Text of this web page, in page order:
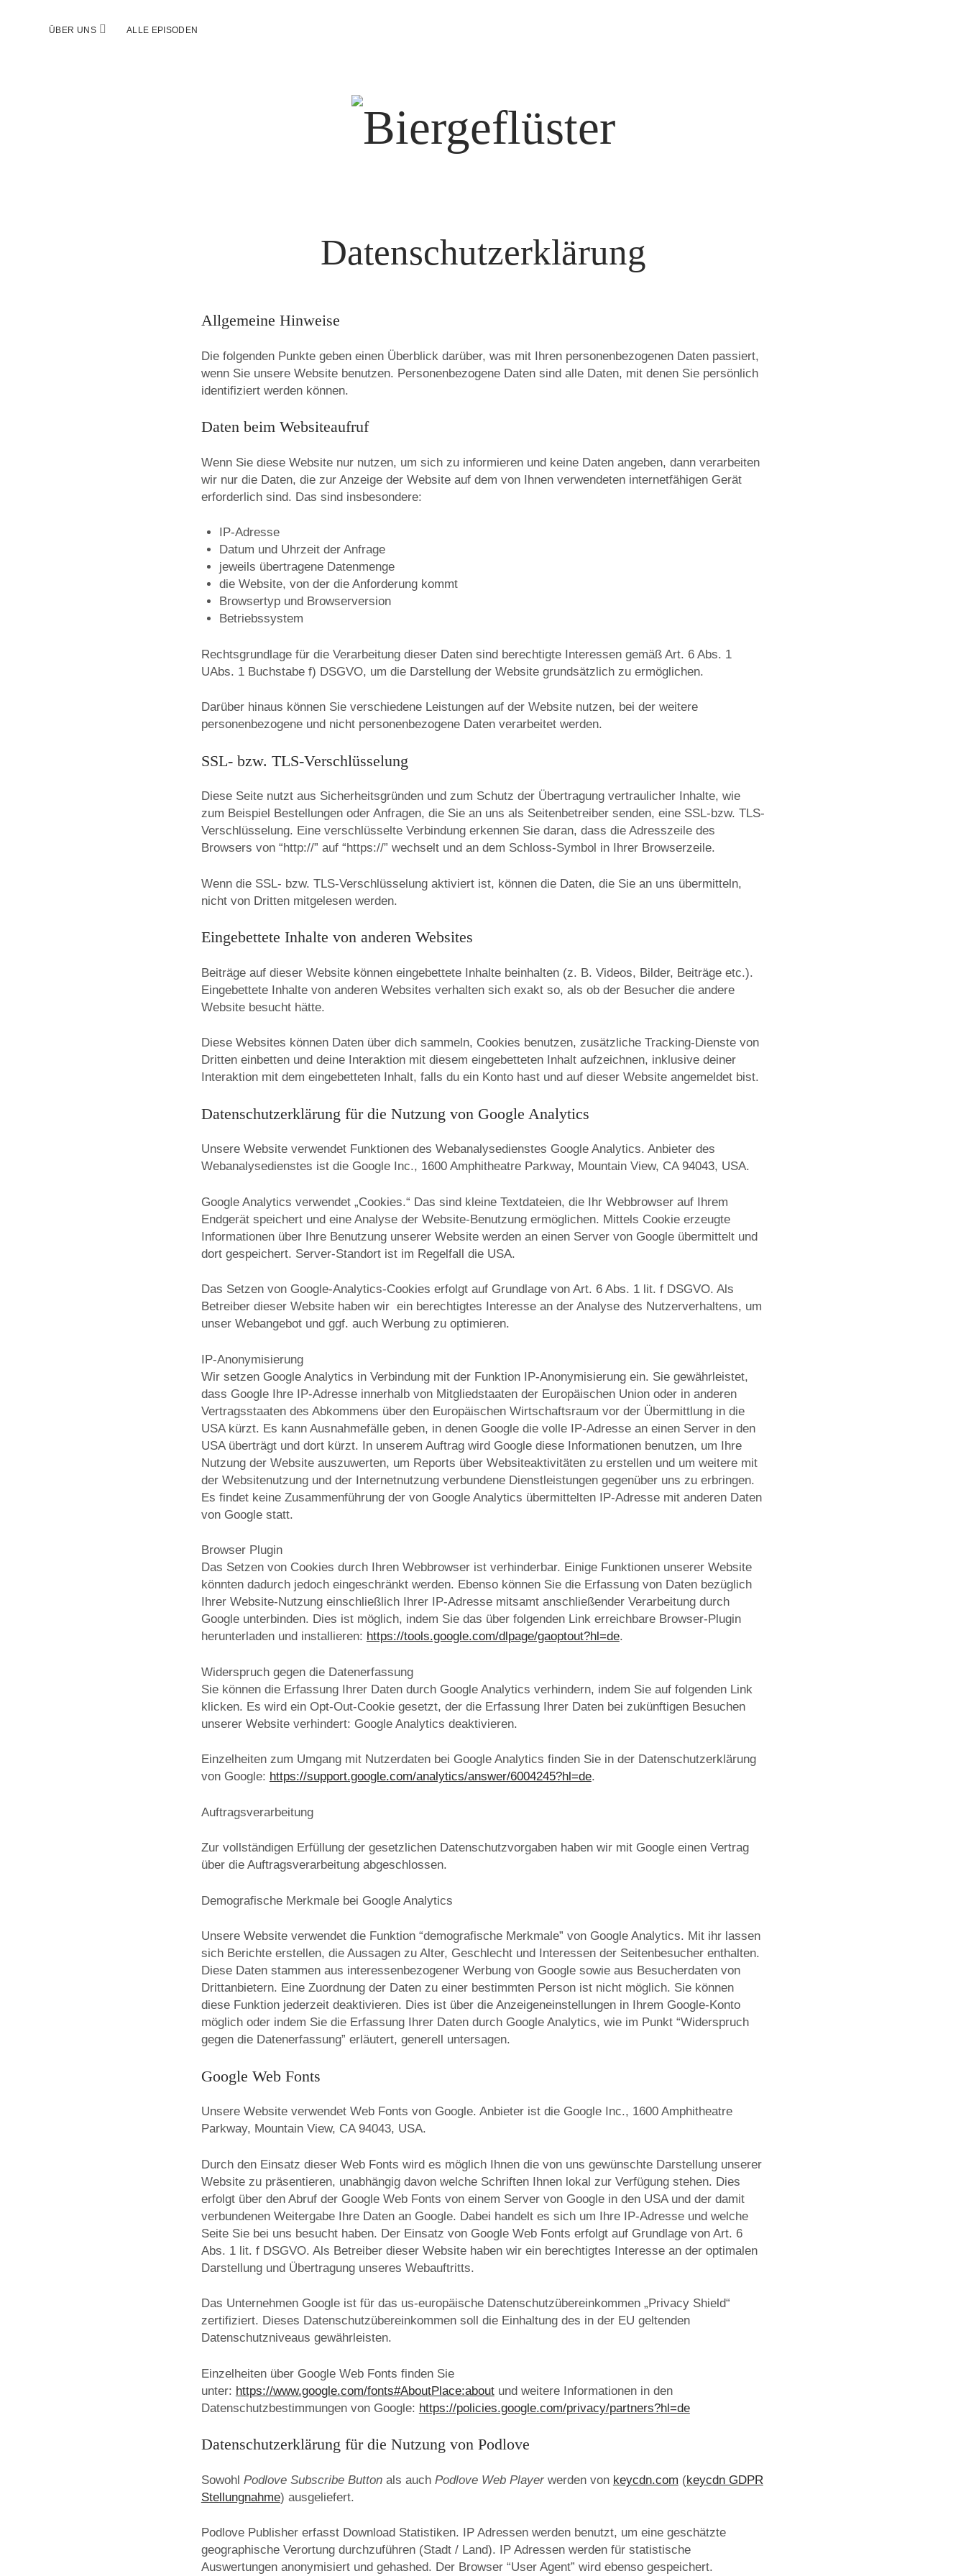
ÜBER UNS Menü ALLE EPISODEN
Biergeflüster
Datenschutzerklärung
Allgemeine Hinweise
Die folgenden Punkte geben einen Überblick darüber, was mit Ihren personenbezogenen Daten passiert,
wenn Sie unsere Website benutzen. Personenbezogene Daten sind alle Daten, mit denen Sie persönlich
identifiziert werden können.
Daten beim Websiteaufruf
Wenn Sie diese Website nur nutzen, um sich zu informieren und keine Daten angeben, dann verarbeiten
wir nur die Daten, die zur Anzeige der Website auf dem von Ihnen verwendeten internetfähigen Gerät
erforderlich sind. Das sind insbesondere:
IP-Adresse
Datum und Uhrzeit der Anfrage
jeweils übertragene Datenmenge
die Website, von der die Anforderung kommt
Browsertyp und Browserversion
Betriebssystem
Rechtsgrundlage für die Verarbeitung dieser Daten sind berechtigte Interessen gemäß Art. 6 Abs. 1
UAbs. 1 Buchstabe f) DSGVO, um die Darstellung der Website grundsätzlich zu ermöglichen.
Darüber hinaus können Sie verschiedene Leistungen auf der Website nutzen, bei der weitere
personenbezogene und nicht personenbezogene Daten verarbeitet werden.
SSL- bzw. TLS-Verschlüsselung
Diese Seite nutzt aus Sicherheitsgründen und zum Schutz der Übertragung vertraulicher Inhalte, wie
zum Beispiel Bestellungen oder Anfragen, die Sie an uns als Seitenbetreiber senden, eine SSL-bzw. TLS-
Verschlüsselung. Eine verschlüsselte Verbindung erkennen Sie daran, dass die Adresszeile des
Browsers von “http://” auf “https://” wechselt und an dem Schloss-Symbol in Ihrer Browserzeile.
Wenn die SSL- bzw. TLS-Verschlüsselung aktiviert ist, können die Daten, die Sie an uns übermitteln,
nicht von Dritten mitgelesen werden.
Eingebettete Inhalte von anderen Websites
Beiträge auf dieser Website können eingebettete Inhalte beinhalten (z. B. Videos, Bilder, Beiträge etc.).
Eingebettete Inhalte von anderen Websites verhalten sich exakt so, als ob der Besucher die andere
Website besucht hätte.
Diese Websites können Daten über dich sammeln, Cookies benutzen, zusätzliche Tracking-Dienste von
Dritten einbetten und deine Interaktion mit diesem eingebetteten Inhalt aufzeichnen, inklusive deiner
Interaktion mit dem eingebetteten Inhalt, falls du ein Konto hast und auf dieser Website angemeldet bist.
Datenschutzerklärung für die Nutzung von Google Analytics
Unsere Website verwendet Funktionen des Webanalysedienstes Google Analytics. Anbieter des
Webanalysedienstes ist die Google Inc., 1600 Amphitheatre Parkway, Mountain View, CA 94043, USA.
Google Analytics verwendet „Cookies.“ Das sind kleine Textdateien, die Ihr Webbrowser auf Ihrem
Endgerät speichert und eine Analyse der Website-Benutzung ermöglichen. Mittels Cookie erzeugte
Informationen über Ihre Benutzung unserer Website werden an einen Server von Google übermittelt und
dort gespeichert. Server-Standort ist im Regelfall die USA.
Das Setzen von Google-Analytics-Cookies erfolgt auf Grundlage von Art. 6 Abs. 1 lit. f DSGVO. Als
Betreiber dieser Website haben wir ein berechtigtes Interesse an der Analyse des Nutzerverhaltens, um
unser Webangebot und ggf. auch Werbung zu optimieren.
IP-Anonymisierung
Wir setzen Google Analytics in Verbindung mit der Funktion IP-Anonymisierung ein. Sie gewährleistet,
dass Google Ihre IP-Adresse innerhalb von Mitgliedstaaten der Europäischen Union oder in anderen
Vertragsstaaten des Abkommens über den Europäischen Wirtschaftsraum vor der Übermittlung in die
USA kürzt. Es kann Ausnahmefälle geben, in denen Google die volle IP-Adresse an einen Server in den
USA überträgt und dort kürzt. In unserem Auftrag wird Google diese Informationen benutzen, um Ihre
Nutzung der Website auszuwerten, um Reports über Websiteaktivitäten zu erstellen und um weitere mit
der Websitenutzung und der Internetnutzung verbundene Dienstleistungen gegenüber uns zu erbringen.
Es findet keine Zusammenführung der von Google Analytics übermittelten IP-Adresse mit anderen Daten
von Google statt.
Browser Plugin
Das Setzen von Cookies durch Ihren Webbrowser ist verhinderbar. Einige Funktionen unserer Website
könnten dadurch jedoch eingeschränkt werden. Ebenso können Sie die Erfassung von Daten bezüglich
Ihrer Website-Nutzung einschließlich Ihrer IP-Adresse mitsamt anschließender Verarbeitung durch
Google unterbinden. Dies ist möglich, indem Sie das über folgenden Link erreichbare Browser-Plugin
herunterladen und installieren: https://tools.google.com/dlpage/gaoptout?hl=de.
Widerspruch gegen die Datenerfassung
Sie können die Erfassung Ihrer Daten durch Google Analytics verhindern, indem Sie auf folgenden Link
klicken. Es wird ein Opt-Out-Cookie gesetzt, der die Erfassung Ihrer Daten bei zukünftigen Besuchen
unserer Website verhindert: Google Analytics deaktivieren.
Einzelheiten zum Umgang mit Nutzerdaten bei Google Analytics finden Sie in der Datenschutzerklärung
von Google: https://support.google.com/analytics/answer/6004245?hl=de.
Auftragsverarbeitung
Zur vollständigen Erfüllung der gesetzlichen Datenschutzvorgaben haben wir mit Google einen Vertrag
über die Auftragsverarbeitung abgeschlossen.
Demografische Merkmale bei Google Analytics
Unsere Website verwendet die Funktion “demografische Merkmale” von Google Analytics. Mit ihr lassen
sich Berichte erstellen, die Aussagen zu Alter, Geschlecht und Interessen der Seitenbesucher enthalten.
Diese Daten stammen aus interessenbezogener Werbung von Google sowie aus Besucherdaten von
Drittanbietern. Eine Zuordnung der Daten zu einer bestimmten Person ist nicht möglich. Sie können
diese Funktion jederzeit deaktivieren. Dies ist über die Anzeigeneinstellungen in Ihrem Google-Konto
möglich oder indem Sie die Erfassung Ihrer Daten durch Google Analytics, wie im Punkt “Widerspruch
gegen die Datenerfassung” erläutert, generell untersagen.
Google Web Fonts
Unsere Website verwendet Web Fonts von Google. Anbieter ist die Google Inc., 1600 Amphitheatre
Parkway, Mountain View, CA 94043, USA.
Durch den Einsatz dieser Web Fonts wird es möglich Ihnen die von uns gewünschte Darstellung unserer
Website zu präsentieren, unabhängig davon welche Schriften Ihnen lokal zur Verfügung stehen. Dies
erfolgt über den Abruf der Google Web Fonts von einem Server von Google in den USA und der damit
verbundenen Weitergabe Ihre Daten an Google. Dabei handelt es sich um Ihre IP-Adresse und welche
Seite Sie bei uns besucht haben. Der Einsatz von Google Web Fonts erfolgt auf Grundlage von Art. 6
Abs. 1 lit. f DSGVO. Als Betreiber dieser Website haben wir ein berechtigtes Interesse an der optimalen
Darstellung und Übertragung unseres Webauftritts.
Das Unternehmen Google ist für das us-europäische Datenschutzübereinkommen „Privacy Shield“
zertifiziert. Dieses Datenschutzübereinkommen soll die Einhaltung des in der EU geltenden
Datenschutzniveaus gewährleisten.
Einzelheiten über Google Web Fonts finden Sie
unter: https://www.google.com/fonts#AboutPlace:aboutund weitere Informationen in den
Datenschutzbestimmungen von Google: https://policies.google.com/privacy/partners?hl=de
Datenschutzerklärung für die Nutzung von Podlove
Sowohl Podlove Subscribe Buttonals auch Podlove Web Playerwerden von keycdn.com (keycdn GDPR
Stellungnahme) ausgeliefert.
Podlove Publisher erfasst Download Statistiken. IP Adressen werden benutzt, um eine geschätzte
geographische Verortung durchzuführen (Stadt / Land). IP Adressen werden für statistische
Auswertungen anonymisiert und gehashed. Der Browser “User Agent” wird ebenso gespeichert.